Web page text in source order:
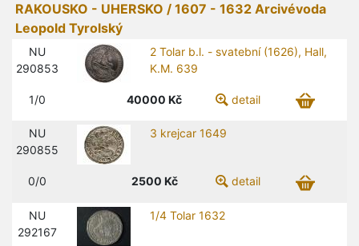
RAKOUSKO - UHERSKO / 1607 - 1632 Arcivévoda
Leopold Tyrolský
NU
290853
2 Tolar b.l. - svatební (1626), Hall,
K.M. 639
1/0 40000 Kč detail
NU
290855
3 krejcar 1649
0/0 2500 Kč detail
NU
292167
1/4 Tolar 1632